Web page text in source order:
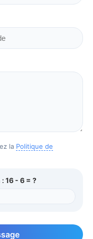
la Politique de
: 16 - 6 = ?